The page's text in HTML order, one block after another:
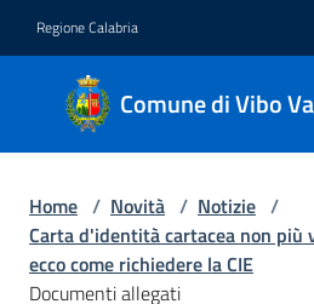
Regione Calabria
Comune di Vibo
Comune
di Vibo
Valentia
Amministrazione
Home / Novità / Notizie /
Carta d'identità cartacea non più
ecco come richiedere la CIE
Documenti allegati